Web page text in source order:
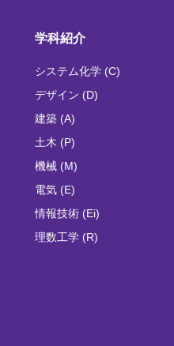
学科紹介
システム化学 (C)
デザイン (D)
建築 (A)
土木 (P)
機械 (M)
電気 (E)
情報技術 (Ei)
理数工学 (R)